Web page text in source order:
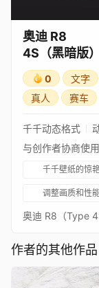
奥迪 R8
4S（黑暗版）
0
文字
真人
赛车
千千动态格式
与创作者协商使用
千千壁纸的惊
调整画质和性
作者的其他作品